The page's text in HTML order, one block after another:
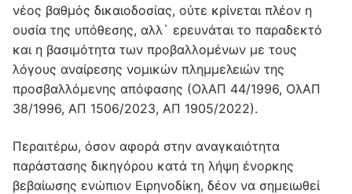
νέος βαθμός δικαιοδοσίας, ούτε κρίνεται πλέον η
ουσία της υπόθεσης, αλλ` ερευνάται το παραδεκτό
και η βασιμότητα των προβαλλομένων με τους
λόγους αναίρεσης νομικών πλημμελειών της
προσβαλλόμενης απόφασης (ΟλΑΠ 44/1996, ΟλΑΠ
38/1996, ΑΠ 1506/2023, ΑΠ 1905/2022).
Περαιτέρω, όσον αφορά στην αναγκαιότητα
παράστασης δικηγόρου κατά τη λήψη ένορκης
βεβαίωσης ενώπιον Ειρηνοδίκη, δέον να σημειωθεί